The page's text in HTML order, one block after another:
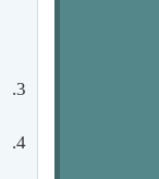
3.
4.